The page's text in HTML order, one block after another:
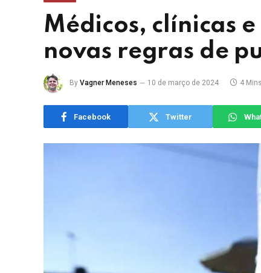
Médicos, clínicas
novas regras de
By Vagner Meneses 10 de março de 2024 4
Facebook Twitter